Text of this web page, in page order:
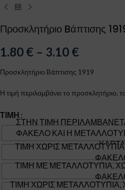
Προσκλητήριο Bάπτισης
1.80 € – 3.10 €
Προσκλητήριο Bάπτισης 1919
Η τιμή περιλαμβάνει το προσκλητήριο,
ΤΙΜΉ
ΣΤΗΝ ΤΙΜΗ
ΦΑΚΕΛΟ ΚΑΙ Η
ΚΑΡΤΑ
ΤΙΜΗ ΧΩΡΙΣ
ΤΙΜΗ ΜΕ ΜΕΤΑΛΛΟΤΥΠΙΑ,
ΤΙΜΗ ΧΩΡΙΣ